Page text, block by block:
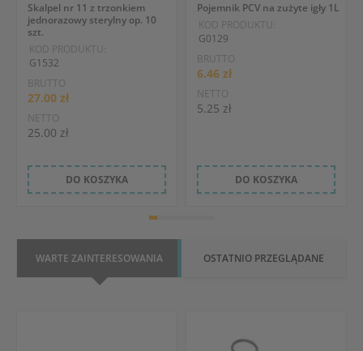
Skalpel nr 11 z trzonkiem
jednorazowy sterylny op. 10
szt.
KOD PRODUKTU:
G1532
BRUTTO
27.00 zł
NETTO
25.00 zł
DO KOSZYKA
Pojemnik PCV na zużyte igły 1L
KOD PRODUKTU:
G0129
BRUTTO
6.46 zł
NETTO
5.25 zł
DO KOSZYKA
WARTE ZAINTERESOWANIA OSTATNIO PRZEGLĄDANE